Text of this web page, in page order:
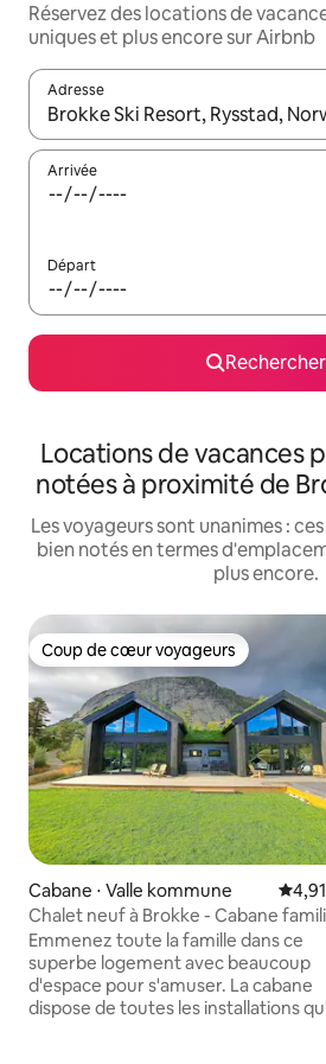
Réservez des locations de
uniques et plus encore sur Airbnb
Adresse
Lorsque les résultats s'affichent,
Arrivée
Départ
Rechercher
Locations de vacances
notées à proximité de
Les voyageurs sont unanimes :
bien notés en termes
plus encore.
Coup de cœur voyageurs
Coup de cœur voyageurs
Cabane ⋅ Valle kommune
Chalet neuf à Brokke - Cabane
parfaite
Emmenez toute la famille dans ce
superbe logement avec beaucoup
d'espace pour s'amuser. La cabane
dispose de toutes les installations